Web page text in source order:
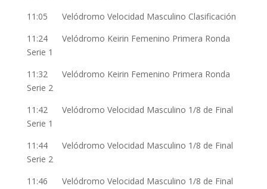
11:05 Velódromo Velocidad Masculino Clasificación
11:24 Velódromo Keirin Femenino Primera Ronda
Serie 1
11:32 Velódromo Keirin Femenino Primera Ronda
Serie 2
11:42 Velódromo Velocidad Masculino 1/8 de Final
Serie 1
11:44 Velódromo Velocidad Masculino 1/8 de Final
Serie 2
11:46 Velódromo Velocidad Masculino 1/8 de Final